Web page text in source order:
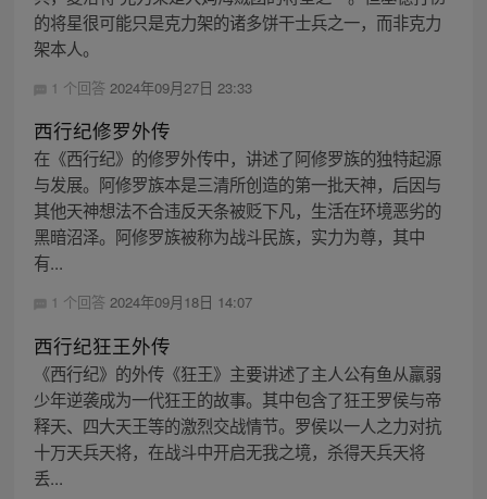
的将星很可能只是克力架的诸多饼干士兵之一，而非克力
架本人。
1 个回答 2024年09月27日 23:33
西行纪修罗外传
在《西行纪》的修罗外传中，讲述了阿修罗族的独特起源
与发展。阿修罗族本是三清所创造的第一批天神，后因与
其他天神想法不合违反天条被贬下凡，生活在环境恶劣的
黑暗沼泽。阿修罗族被称为战斗民族，实力为尊，其中
有...
1 个回答 2024年09月18日 14:07
西行纪狂王外传
《西行纪》的外传《狂王》主要讲述了主人公有鱼从羸弱
少年逆袭成为一代狂王的故事。其中包含了狂王罗侯与帝
释天、四大天王等的激烈交战情节。罗侯以一人之力对抗
十万天兵天将，在战斗中开启无我之境，杀得天兵天将
丢...